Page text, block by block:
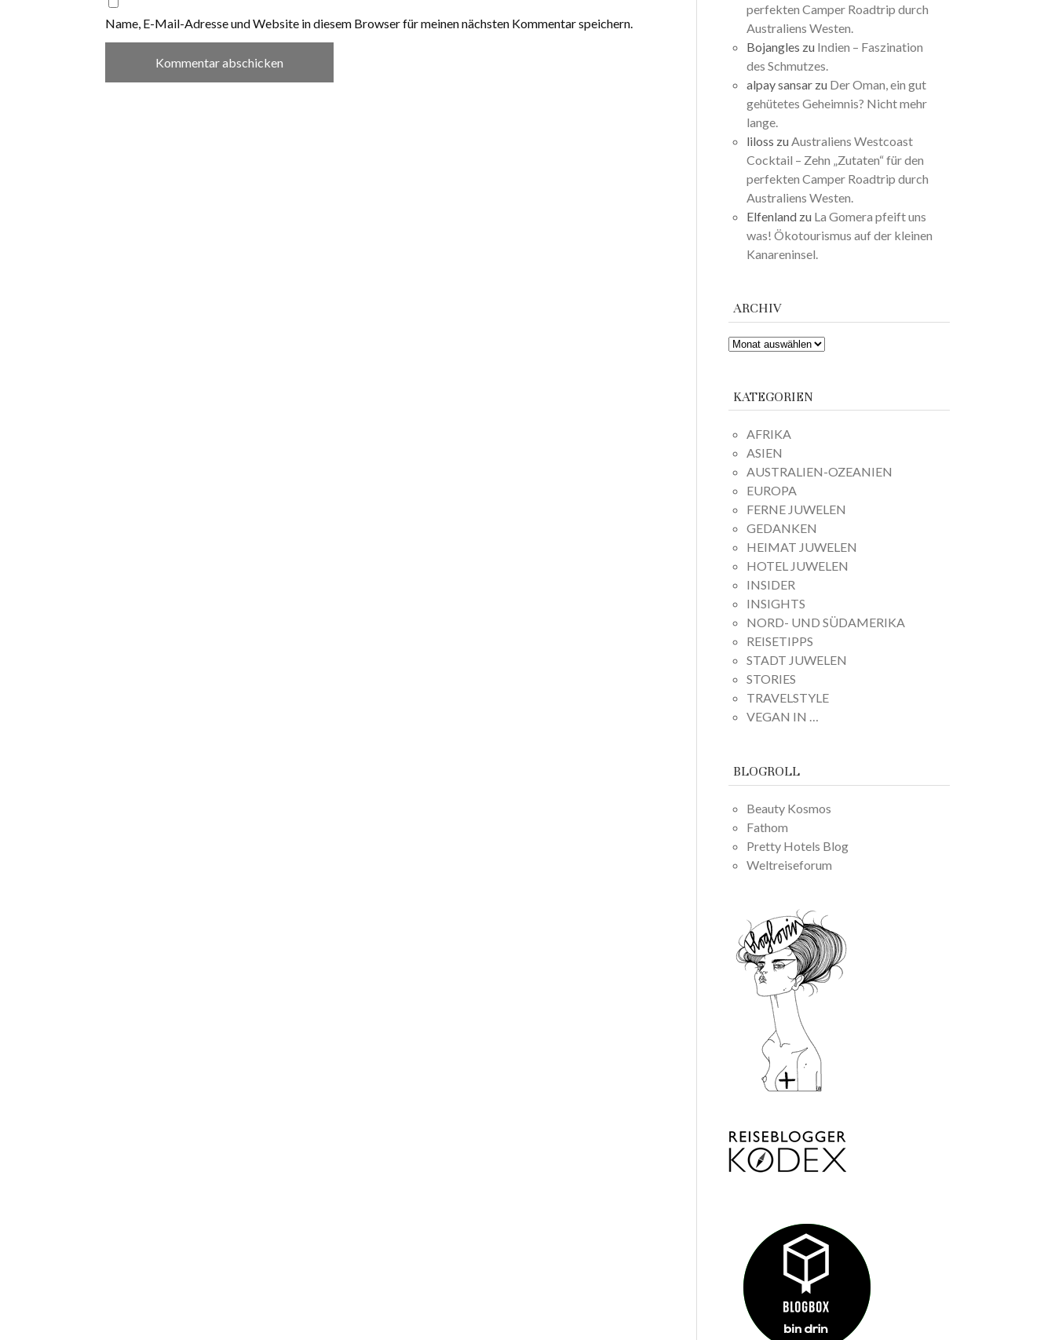
Name, E-Mail-Adresse und Website in diesem Browser für meinen nächsten Kommentar speichern.
perfekten Camper Roadtrip durch
Australiens Westen.
Bojangles zu Indien – Faszination
des Schmutzes.
alpay sansar zu Der Oman, ein gut
gehütetes Geheimnis? Nicht mehr
lange.
liloss zu Australiens Westcoast
Cocktail – Zehn „Zutaten“ für den
perfekten Camper Roadtrip durch
Australiens Westen.
Elfenland zu La Gomera pfeift uns
was! Ökotourismus auf der kleinen
Kanareninsel.
ARCHIV
ARCHIV
KATEGORIEN
AFRIKA
ASIEN
AUSTRALIEN-OZEANIEN
EUROPA
FERNE JUWELEN
GEDANKEN
HEIMAT JUWELEN
HOTEL JUWELEN
INSIDER
INSIGHTS
NORD- UND SÜDAMERIKA
REISETIPPS
STADT JUWELEN
STORIES
TRAVELSTYLE
VEGAN IN …
BLOGROLL
Beauty Kosmos
Fathom
Pretty Hotels Blog
Weltreiseforum